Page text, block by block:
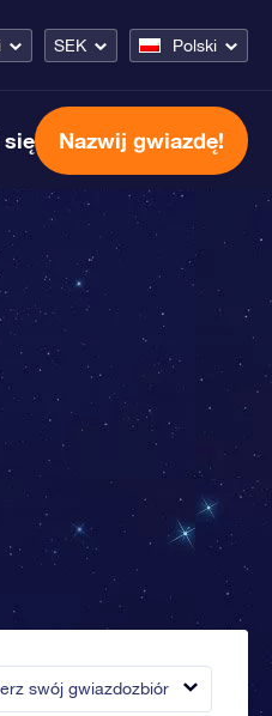
SEK Polski
Nazwij gwiazdę!
swój gwiazdozbiór